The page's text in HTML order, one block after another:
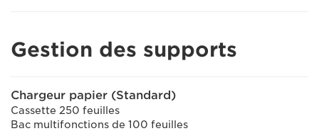
Gestion des supports
Chargeur papier (Standard)
Cassette 250 feuilles
Bac multifonctions de 100 feuilles